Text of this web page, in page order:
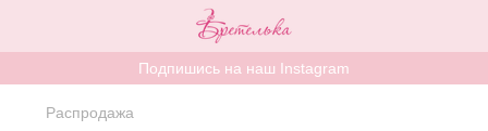
Подпишись на наш Instagram
Распродажа